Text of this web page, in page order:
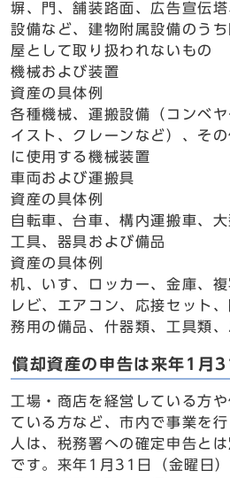
塀、門、舗装路面、広告宣伝
設備など、建物附属設備のう
屋として取り扱われないもの
機械および装置
資産の具体例
各種機械、運搬設備（コンベ
イスト、クレーンなど）、そ
に使用する機械装置
車両および運搬具
資産の具体例
自転車、台車、構内運搬車、
工具、器具および備品
資産の具体例
机、いす、ロッカー、金庫、
レビ、エアコン、応接セット
務用の備品、什器類、工具類
償却資産の申告は来年1月
工場・商店を経営している方
ている方など、市内で事業を
人は、税務署への確定申告と
です。来年1月31日（金曜日